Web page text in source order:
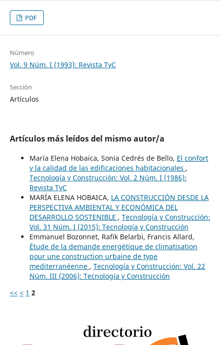
PDF
Número
Vol. 9 Núm. I (1993): Revista TyC
Sección
Artículos
Artículos más leídos del mismo autor/a
María Elena Hobaica, Sonia Cedrés de Bello, El confort
y la calidad de las edificaciones habitacionales ,
Tecnología y Construcción: Vol. 2 Núm. I (1986):
Revista TyC
MARÍA ELENA HOBAICA, LA CONSTRUCCIÓN DESDE LA
PERSPECTIVA AMBIENTAL Y ECONÓMICA DEL
DESARROLLO SOSTENIBLE , Tecnología y Construcción:
Vol. 31 Núm. I (2015): Tecnología y Construcción
Emmanuel Bozonnet, Rafik Belarbi, Francis Allard,
Étude de la demande energétique de climatisation
pour une construction urbaine de type
mediterranéenne , Tecnología y Construcción: Vol. 22
Núm. III (2006): Tecnología y Construcción
<< < 1 2